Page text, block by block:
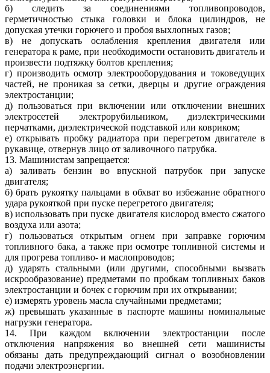
б) следить за соединениями топливопроводов,
герметичностью стыка головки и блока цилиндров, не
допуская утечки горючего и пробоя выхлопных газов;
в) не допускать ослабления крепления двигателя или
генератора к раме, при необходимости остановить двигатель и
произвести подтяжку болтов крепления;
г) производить осмотр электрооборудования и токоведущих
частей, не проникая за сетки, дверцы и другие ограждения
электростанции;
д) пользоваться при включении или отключении внешних
электросетей электрорубильником, диэлектрическими
перчатками, диэлектрической подставкой или ковриком;
е) открывать пробку радиатора при перегретом двигателе в
рукавице, отвернув лицо от заливочного патрубка.
13. Машинистам запрещается:
а) заливать бензин во впускной патрубок при запуске
двигателя;
б) брать рукоятку пальцами в обхват во избежание обратного
удара рукояткой при пуске перегретого двигателя;
в) использовать при пуске двигателя кислород вместо сжатого
воздуха или азота;
г) пользоваться открытым огнем при заправке горючим
топливного бака, а также при осмотре топливной системы и
для прогрева топливо- и маслопроводов;
д) ударять стальными (или другими, способными вызвать
искрообразование) предметами по пробкам топливных баков
электростанции и бочек с горючим при их открывании;
е) измерять уровень масла случайными предметами;
ж) превышать указанные в паспорте машины номинальные
нагрузки генератора.
14. При каждом включении электростанции после
отключения напряжения во внешней сети машинисты
обязаны дать предупреждающий сигнал о возобновлении
подачи электроэнергии.